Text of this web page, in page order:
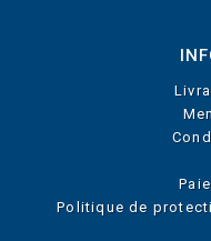
Politique de